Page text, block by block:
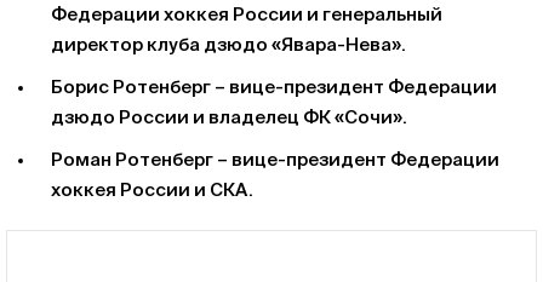
Федерации хоккея России и генеральный
директор клуба дзюдо «Явара-Нева».
Борис Ротенберг – вице-президент Федерации
дзюдо России и владелец ФК «Сочи».
Роман Ротенберг – вице-президент Федерации
хоккея России и СКА.